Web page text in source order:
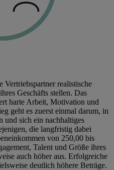
Vertriebspartner realistische
Geschäfts stellen. Das
harte Arbeit, Motivation und
geht es zuerst einmal darum, in
und sich ein nachhaltiges
die langfristig dabei
von 250,00 bis
Talent und Größe ihres
auch höher aus. Erfolgreiche
deutlich höhere Beträge.